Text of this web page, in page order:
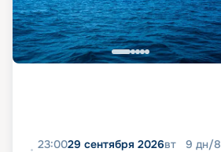
23:0029 сентября 2026вт 9 дн/8